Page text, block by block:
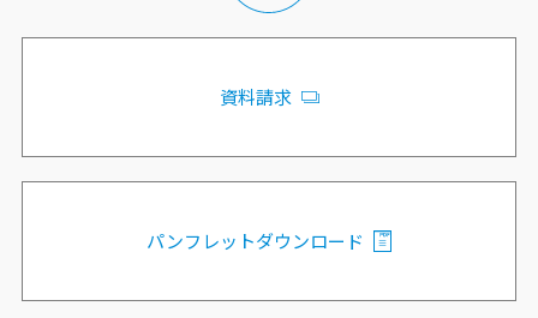
資料請求
パンフレットダウンロード